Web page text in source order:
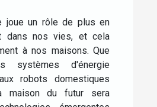
joue un rôle de plus en
dans nos vies, et cela
à nos maisons. Que
d'énergie
robots domestiques
maison du futur sera